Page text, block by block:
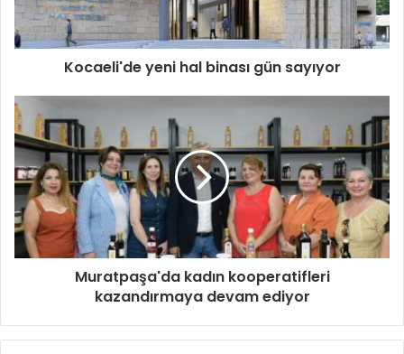
Kocaeli'de yeni hal binası gün sayıyor
Muratpaşa'da kadın kooperatifleri
kazandırmaya devam ediyor